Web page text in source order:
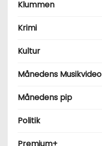
Klummen
Krimi
Kultur
Månedens Musikvideo
Månedens pip
Politik
Premium+